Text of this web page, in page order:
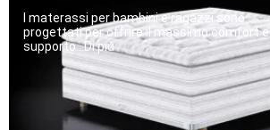
I materassi per bambini e ragazzi sono
progettati per offrire il massimo comfort e
supporto...Di più